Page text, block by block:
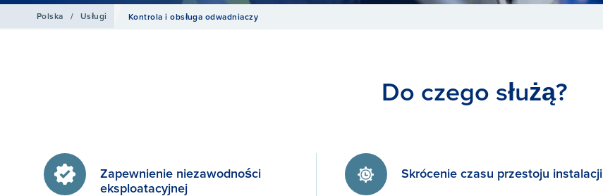
Polska / Usługi Kontrola i obsługa odwadniaczy
Do czego służą?
Zapewnienie niezawodności
eksploatacyjnej
Skrócenie czasu przestoju instalacji